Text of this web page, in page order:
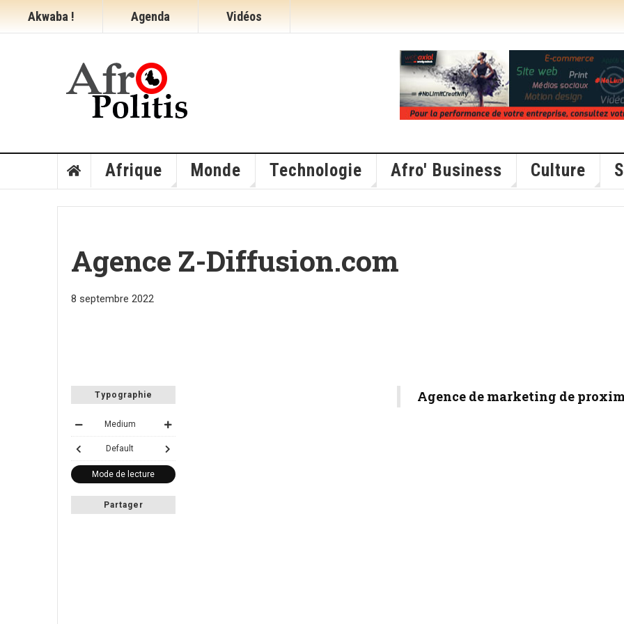
Akwaba ! Agenda Vidéos
Afrique Monde Technologie Afro' Business Culture
Agence Z-Diffusion.com
8 septembre 2022
Typographie
Medium
Default
Mode de lecture
Partager
Agence de marketing de